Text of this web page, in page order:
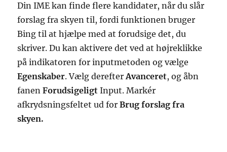
Din IME kan finde flere kandidater, når du slår
forslag fra skyen til, fordi funktionen bruger
Bing til at hjælpe med at forudsige det, du
skriver. Du kan aktivere det ved at højreklikke
på indikatoren for inputmetoden og vælge
Egenskaber. Vælg derefterAvanceret, og åbn
fanenForudsigeligt Input. Markér
afkrydsningsfeltet ud forBrug forslag fra
skyen.